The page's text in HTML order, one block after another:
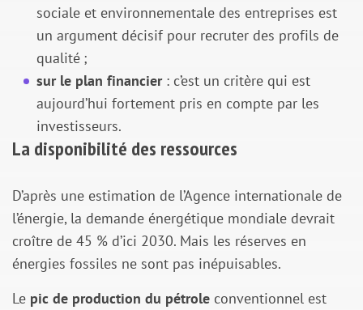
sociale et environnementale des entreprises est
un argument décisif pour recruter des profils de
qualité ;
sur le plan financier: c’est un critère qui est
aujourd’hui fortement pris en compte par les
investisseurs.
La disponibilité des ressources
D’après une estimation de l’Agence internationale de
l’énergie, la demande énergétique mondiale devrait
croître de 45 % d’ici 2030. Mais les réserves en
énergies fossiles ne sont pas inépuisables.
Le pic de production du pétrole conventionnel est